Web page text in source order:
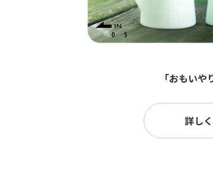
「おもい
詳し